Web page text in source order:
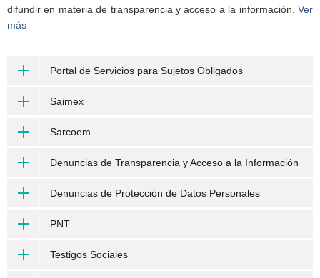
difundir en materia de transparencia y acceso a la información. Ver
más
Portal de Servicios para Sujetos Obligados
Saimex
Sarcoem
Denuncias de Transparencia y Acceso a la Información
Denuncias de Protección de Datos Personales
PNT
Testigos Sociales